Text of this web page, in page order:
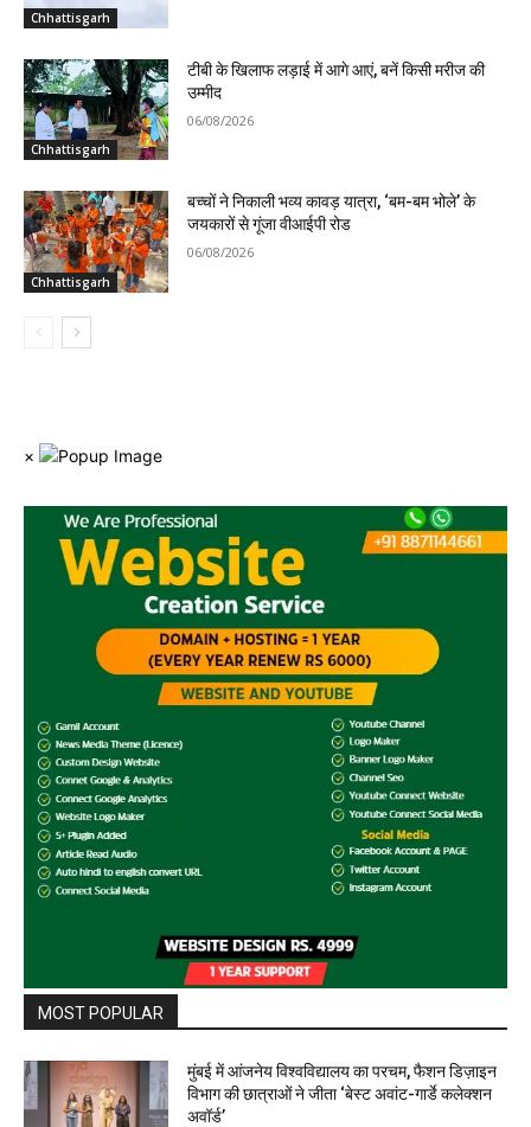
Chhattisgarh
Chhattisgarh
टीबी के खिलाफ लड़ाई में आगे आएं, बनें किसी मरीज की
उम्मीद
06/08/2026
Chhattisgarh
बच्चों ने निकाली भव्य कावड़ यात्रा, ‘बम-बम भोले’ के
जयकारों से गूंजा वीआईपी रोड
06/08/2026
×
MOST POPULAR
मुंबई में आंजनेय विश्वविद्यालय का परचम, फैशन डिज़ाइन
विभाग की छात्राओं ने जीता ‘बेस्ट अवांट-गार्डे कलेक्शन
अवॉर्ड’